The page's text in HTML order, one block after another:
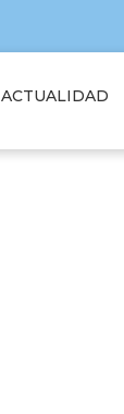
ACTUALIDAD